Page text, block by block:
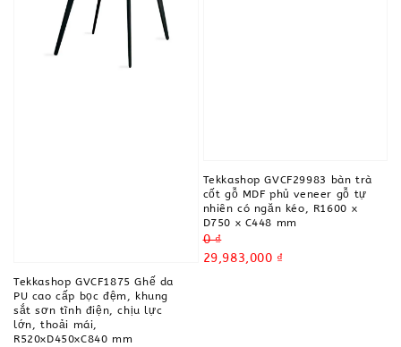
Tekkashop GVCF1875 Ghế da
PU cao cấp bọc đệm, khung
sắt sơn tĩnh điện, chịu lực
lớn, thoải mái,
R520xD450xC840 mm
Tekkashop GVCF29983 bàn trà
cốt gỗ MDF phủ veneer gỗ tự
nhiên có ngăn kéo, R1600 x
D750 x C448 mm
Regular
price
0 ₫
Sale
29,983,000 ₫